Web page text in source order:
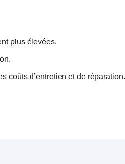
plus élevées.
coûts d’entretien et de réparation.